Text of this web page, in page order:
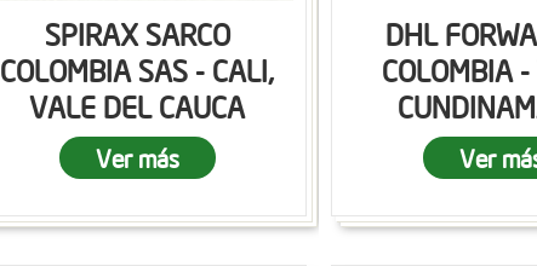
SPIRAX SARCO
COLOMBIA SAS - CALI,
VALE DEL CAUCA
Ver más
DHL
COLOMBIA
Ver